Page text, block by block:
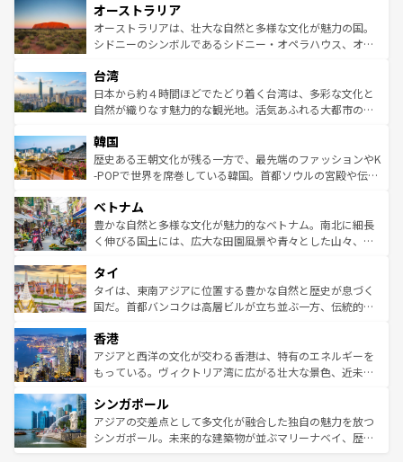
部のニューオーリンズでは、音楽と美食が融合した独特の
文化が魅力。旅行者はアメリカの各地域で異なる魅力を楽
しみながら、その多様性と豊かな歴史を感じることができ
ならではの贅沢な旅のスタイルだ。 なお、新着のアメリカ
情報はコンテンツ一覧を参照してほしい。
ワイ島は見逃せない。また、定番の観光地といえばオアフ
島だが、静かな自然を求めるならマウイ島やカウアイ島が
おすすめ。エメラルドグリーンに輝く海をはじめ、豊かな
れるおもてなしの心で訪れる人々を迎えてくれるハワイの
人々、おいしいローカルフードやハワイアンミュージッ
ク、伝統的なフラダンスなど、すべてがハワイの魅力を彩
ワイを、存分に味わってほしい。 なお、新着のハワイ情報
はコンテンツ一覧を参照してほしい。
オーストラリア
オーストラリアは、壮大な自然と多様な文化が魅力の国。
シドニーのシンボルであるシドニー・オペラハウス、オー
リアリーフや大陸中央部にそびえるウルル（エアーズロッ
ク）、タスマニアの美しい原生林やケアンズの熱帯雨林な
ど、見どころがたくさん。また、カフェやワイン、オージ
いる。アクティビティも充実しており、サーフィンやダイ
ビング、ハイキングなど、アウトドア好きにはたまらな
い。オーストラリアの多彩な魅力を存分に味わいつくそ
参照してほしい。
台湾
日本から約４時間ほどでたどり着く台湾は、多彩な文化と
自然が織りなす魅力的な観光地。活気あふれる大都市の台
ン）、静ひつな山岳地帯である台湾東部など、都市の喧騒
と山間の静けさが共存しており、訪れる人に新しい発見と
驚きをもたらしてくれる。また、奥深い台湾の食文化も魅
容にもいいと評判のスイーツなど、バラエティ豊かな料理
が味わえる。 なお、新着の台湾情報は コンテンツ一覧を参
照してほしい。
韓国
歴史ある王朝文化が残る一方で、最先端のファッションやK
-POPで世界を席巻している韓国。首都ソウルの宮殿や伝統
き、地方に足を延ばせば四季折々の自然美を楽しむことが
できる。そして、キムチや焼肉、絶品のストリートフード
まで、さまざまな韓国料理が待っている。夜には、韓国な
リティに包まれながら、韓国の多彩な魅力を心ゆくまで味
わってみてほしい。 なお、新着の韓国情報はコンテンツ一
覧を参照してほしい。
ベトナム
豊かな自然と多様な文化が魅力的なベトナム。南北に細長
く伸びる国土には、広大な田園風景や青々とした山々、世
急速な発展と共に伝統が息づく。ハノイの古い町並みやホ
ーチミン市のフランス統治時代の建物も、独特の雰囲気を
醸し出している。また、バラエティの豊かさとおいしさで
とつ。フォーやバインミー、ベトナムコーヒーなどは、ぜ
ひ現地で味わいたい。どの地域を訪れてもあたたかい人々
が旅行者を迎えてくれるので、きっと忘れられない旅にな
参照してほしい。
タイ
タイは、東南アジアに位置する豊かな自然と歴史が息づく
国だ。首都バンコクは高層ビルが立ち並ぶ一方、伝統的な
の活気が交差している。北部ではチェンマイなどの山岳地
帯で自然と触れ合い、南部ではプーケットやクラビの美し
いビーチでリゾート気分を楽しむことができる。タイ料理
激する。気候は一年中温暖で、どの季節にも異なる楽しみ
が待っている。親しみやすいタイの人々、仏教を中心とし
た文化、そして多様な観光資源が、訪れる旅人を魅了し続
香港
アジアと西洋の文化が交わる香港は、特有のエネルギーを
もっている。ヴィクトリア湾に広がる壮大な景色、近未来
み、どこを訪れても感動するはず。観光スポットが密集し
ており、効率よく見どころを回れるのも魅力。息をのむよ
うな絶景から文化的な体験まで、香港を存分に楽しみ尽く
シンガポール
アジアの交差点として多文化が融合した独自の魅力を放つ
シンガポール。未来的な建築物が並ぶマリーナベイ、歴史